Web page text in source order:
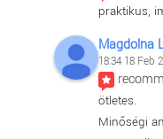
praktikus,
Magdolna
18:34 18 Feb
ötletes.
Minőségi